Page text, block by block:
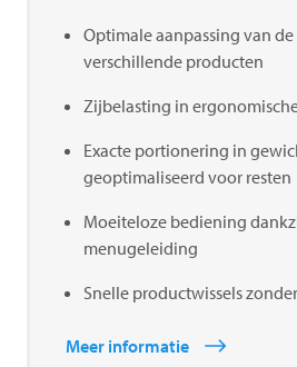
Optimale aanpassing van
verschillende producten
Zijbelasting in
Exacte portionering in
geoptimaliseerd voor resten
Moeiteloze bediening
menugeleiding
Snelle productwissels
Meer informatie